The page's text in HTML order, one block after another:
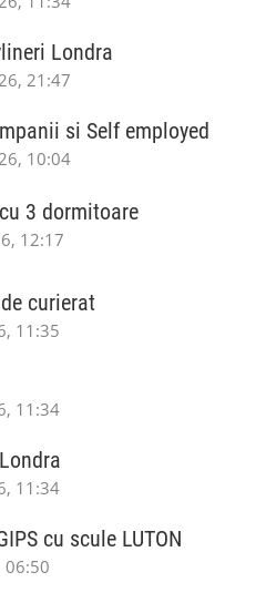
Londra
21:47
si Self employed
10:04
3 dormitoare
12:17
curierat
11:35
11:34
11:34
cu scule LUTON
06:50